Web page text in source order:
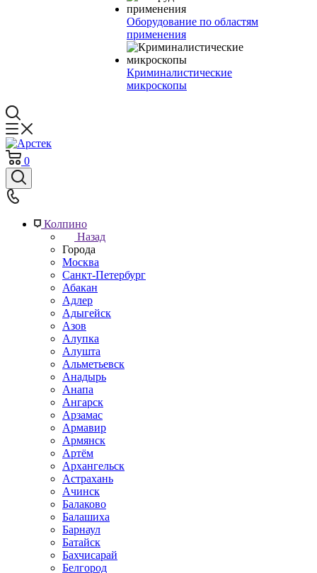
Оборудование по областям
применения
Криминалистические
микроскопы
0
Колпино
Назад
Города
Москва
Санкт-Петербург
Абакан
Адлер
Адыгейск
Азов
Алупка
Алушта
Альметьевск
Анадырь
Анапа
Ангарск
Арзамас
Армавир
Армянск
Артём
Архангельск
Астрахань
Ачинск
Балаково
Балашиха
Барнаул
Батайск
Бахчисарай
Белгород